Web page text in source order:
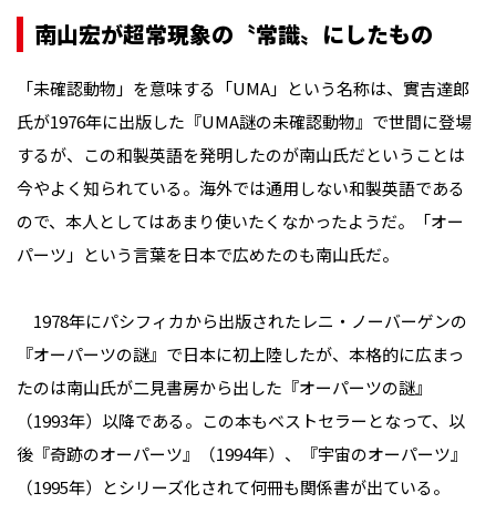
南山宏が超常現象の〝常識〟にしたもの
「未確認動物」を意味する「UMA」という名称は、實吉達郎
氏が1976年に出版した『UMA謎の未確認動物』で世間に登場
するが、この和製英語を発明したのが南山氏だということは
今やよく知られている。海外では通用しない和製英語である
ので、本人としてはあまり使いたくなかったようだ。「オー
パーツ」という言葉を日本で広めたのも南山氏だ。
1978年にパシフィカから出版されたレニ・ノーバーゲンの
『オーパーツの謎』で日本に初上陸したが、本格的に広まっ
たのは南山氏が二見書房から出した『オーパーツの謎』
（1993年）以降である。この本もベストセラーとなって、以
後『奇跡のオーパーツ』（1994年）、『宇宙のオーパーツ』
（1995年）とシリーズ化されて何冊も関係書が出ている。